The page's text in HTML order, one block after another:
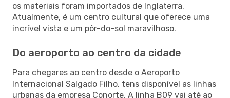
os materiais foram importados de Inglaterra.
Atualmente, é um centro cultural que oferece uma
incrível vista e um pôr-do-sol maravilhoso.
Do aeroporto ao centro da cidade
Para chegares ao centro desde o Aeroporto
Internacional Salgado Filho, tens disponível as linhas
urbanas da empresa Conorte. A linha B09 vai até ao